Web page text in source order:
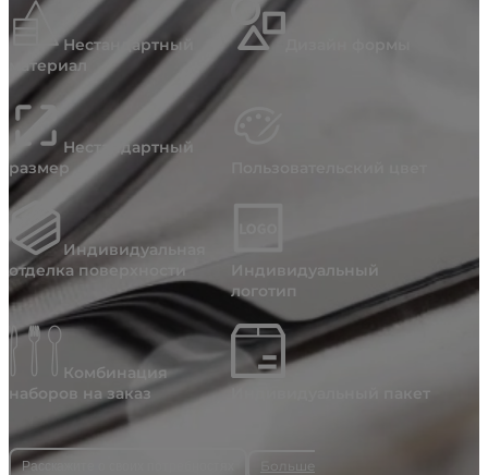
Нестандартный
материал
Нестандартный
размер
Индивидуальная
отделка поверхности
Индивидуальный
логотип
Комбинация
наборов на заказ
Индивидуальный пакет
Расскажите о своих потребностях